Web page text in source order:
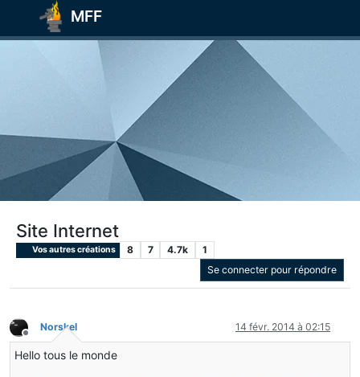
MFF
Site Internet
Vos autres créations 8 7 4.7k
1
Se connecter pour répondre
Hors-ligne
Norskel 14 févr. 2014 à 02:15
Hello tous le monde